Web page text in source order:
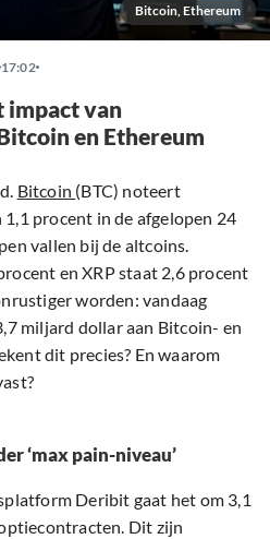
Bitcoin, Ethereum
17:02
van
en Ethereum
Bitcoin (BTC) noteert
procent in de afgelopen 24
vallen bij de altcoins.
en XRP staat 2,6 procent
worden: vandaag
miljard dollar aan Bitcoin- en
dit precies? En waarom
‘max pain-niveau’
Deribit gaat het om 3,1
Dit zijn